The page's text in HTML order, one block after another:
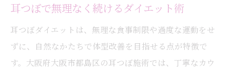
耳つぼで無理なく続けるダイエット術
耳つぼダイエットは、無理な食事制限や過度な運動をせ
ずに、自然なかたちで体型改善を目指せる点が特徴で
す。大阪府大阪市都島区の耳つぼ施術では、丁寧なカウ